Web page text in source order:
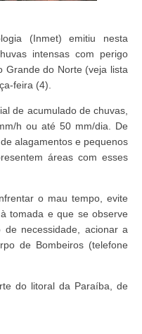
(Inmet) emitiu nesta
intensas com perigo
Grande do Norte (veja lista
feira (4).
de acumulado de chuvas,
h ou até 50 mm/dia. De
alagamentos e pequenos
áreas com esses
o mau tempo, evite
tomada e que se observe
de necessidade, acionar a
de Bombeiros (telefone
do litoral da Paraíba, de